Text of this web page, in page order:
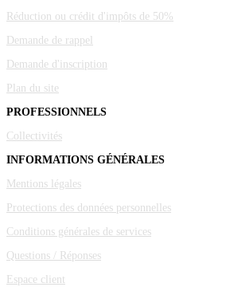
Réduction ou crédit d'impôts de 50%
Demande de rappel
Demande d'inscription
Plan du site
PROFESSIONNELS
Collectivités
INFORMATIONS GÉNÉRALES
Mentions légales
Protections des données personnelles
Conditions générales de services
Questions / Réponses
Espace client